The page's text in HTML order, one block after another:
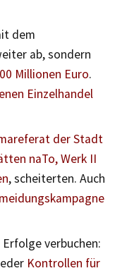
dem
ab, sondern
Millionen Euro.
Einzelhandel
der Stadt
naTo, Werk II
, scheiterten. Auch
verbuchen:
Kontrollen für